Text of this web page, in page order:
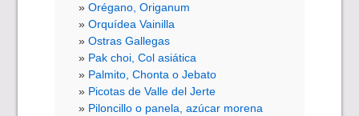
Orégano, Origanum
Orquídea Vainilla
Ostras Gallegas
Pak choi, Col asiática
Palmito, Chonta o Jebato
Picotas de Valle del Jerte
Piloncillo o panela, azúcar morena